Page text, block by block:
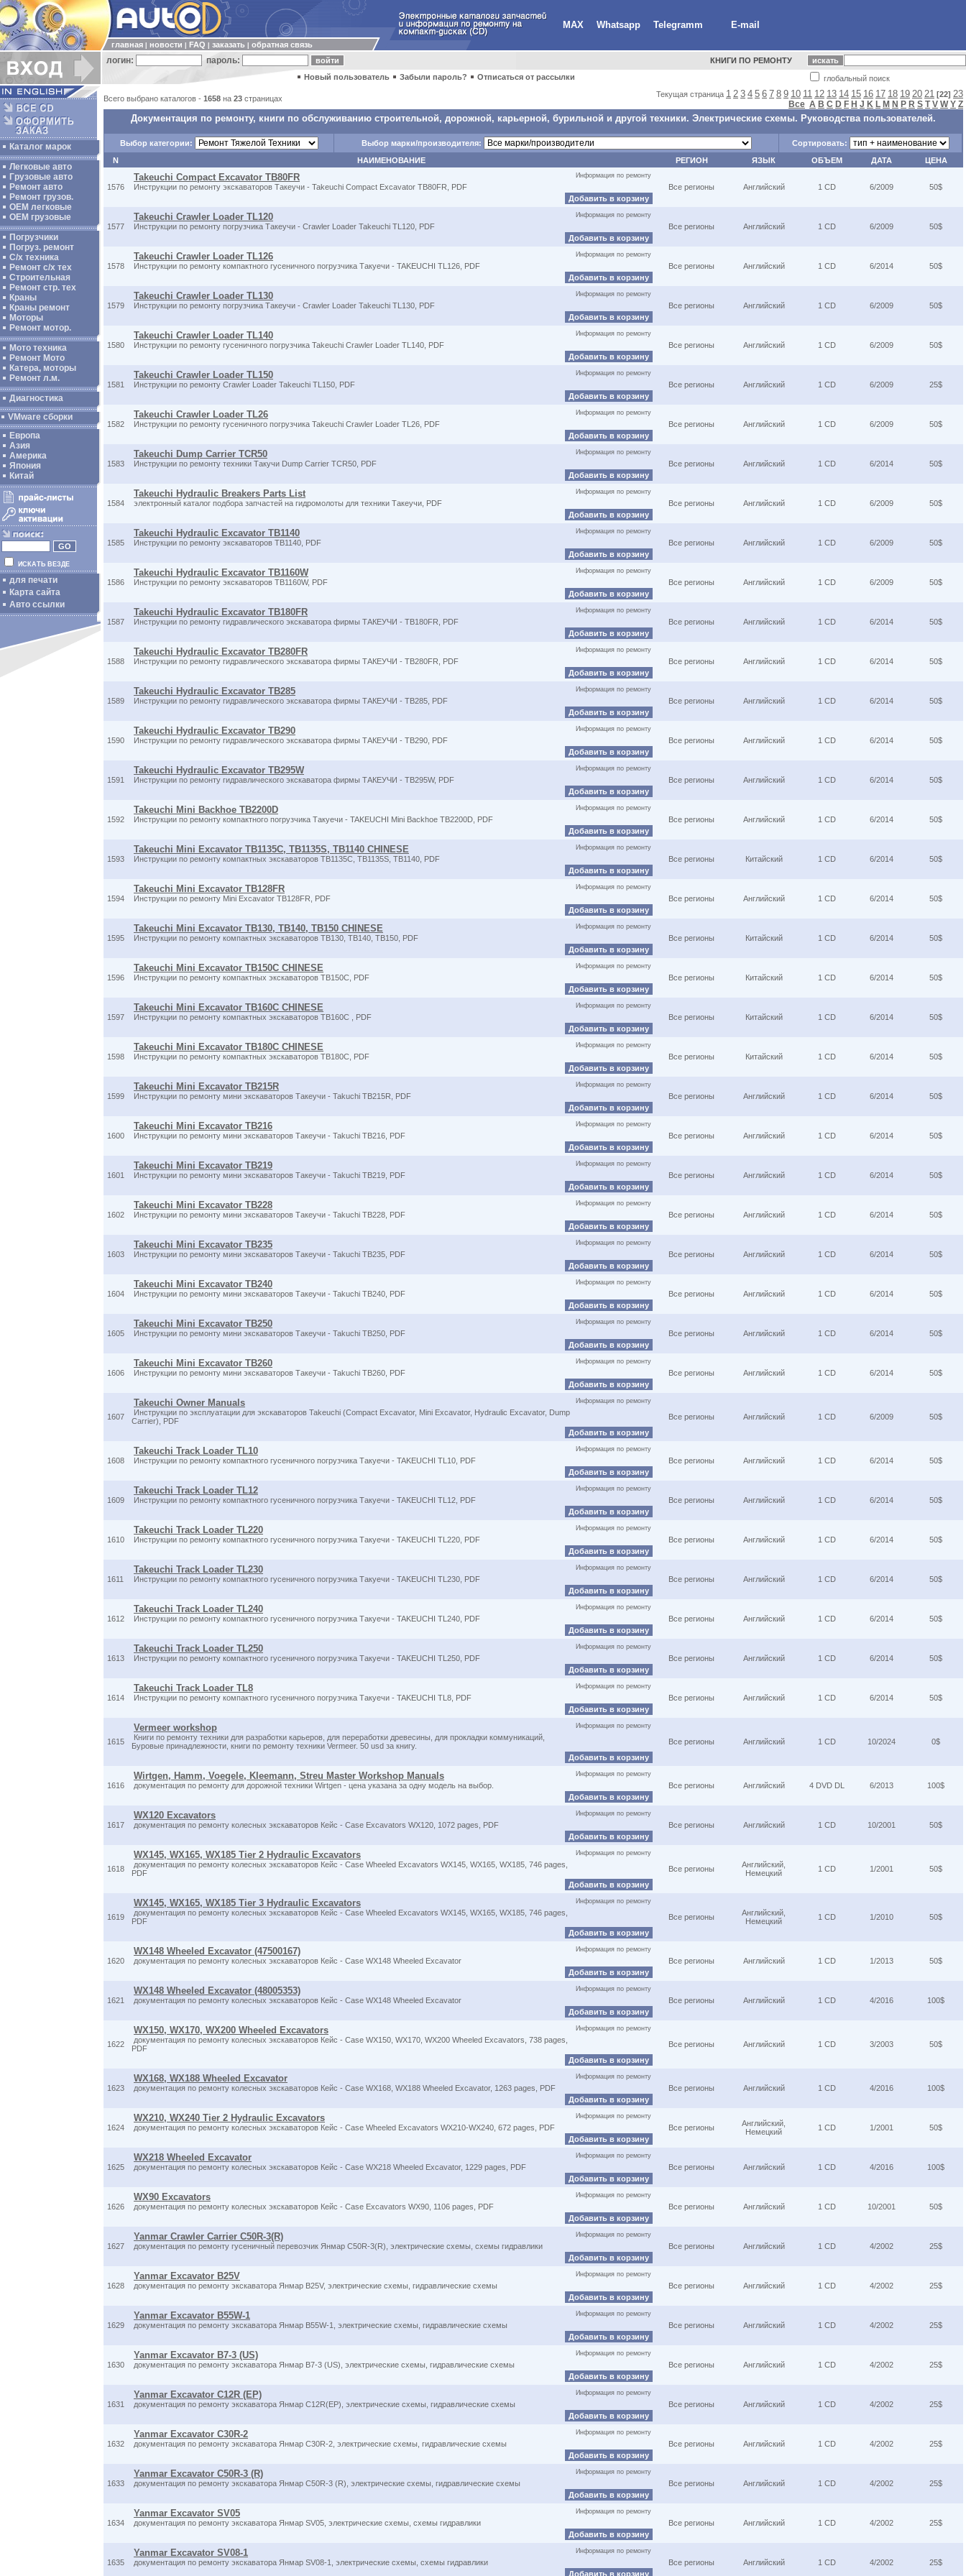
MAX Whatsapp Telegramm E-mail
главная новости FAQ заказать обратная связь
логин: пароль: КНИГИ ПО РЕМОНТУ
глобальный поиск
Новый пользователь Забыли пароль? Отписаться от рассылки
Каталог марок
Легковые авто
Грузовые авто
Ремонт авто
Ремонт грузов.
ОЕМ легковые
OEM грузовые
Погрузчики
Погруз. ремонт
С/х техника
Ремонт с/х тех
Строительная
Ремонт стр. тех
Краны
Краны ремонт
Моторы
Ремонт мотор.
Мото техника
Ремонт Мото
Катера, моторы
Ремонт л.м.
Диагностика
VMware сборки
Европа
Азия
Америка
Япония
Китай
ИСКАТЬ ВЕЗДЕ
для печати
Карта сайта
Авто ссылки
Всего выбрано каталогов - 1658 на 23 страницах Текущая страница 1 2 3 4 5 6 7 8 9 10 11 12 13 14 15 16 17 18 19 20 21 [22] 23
Все A B C D F H J K L M N P R S T V W Y Z
Документация по ремонту, книги по обслуживанию строительной, дорожной, карьерной, бурильной и другой техники. Электрические схемы. Руководства пользователей.
Выбор категории: Выбор марки/производителя:
Сортировать:
N
НАИМЕНОВАНИЕ РЕГИОН ЯЗЫК ОБЪЕМ ДАТА ЦЕНА
1576
Takeuchi Compact Excavator TB80FR
Инструкции по ремонту экскаваторов Такеучи - Takeuchi Compact Excavator TB80FR, PDF
Информация по ремонту
Добавить в корзину
Все регионы Английский 1 CD 6/2009 50$
1577
Takeuchi Crawler Loader TL120
Инструкции по ремонту погрузчика Такеучи - Crawler Loader Takeuchi TL120, PDF
Информация по ремонту
Добавить в корзину
Все регионы Английский 1 CD 6/2009 50$
1578
Takeuchi Crawler Loader TL126
Инструкции по ремонту компактного гусеничного погрузчика Такуечи - TAKEUCHI TL126, PDF
Информация по ремонту
Добавить в корзину
Все регионы Английский 1 CD 6/2014 50$
1579
Takeuchi Crawler Loader TL130
Инструкции по ремонту погрузчика Такеучи - Crawler Loader Takeuchi TL130, PDF
Информация по ремонту
Добавить в корзину
Все регионы Английский 1 CD 6/2009 50$
1580
Takeuchi Crawler Loader TL140
Инструкции по ремонту гусеничного погрузчика Takeuchi Crawler Loader TL140, PDF
Информация по ремонту
Добавить в корзину
Все регионы Английский 1 CD 6/2009 50$
1581
Takeuchi Crawler Loader TL150
Инструкции по ремонту Crawler Loader Takeuchi TL150, PDF
Информация по ремонту
Добавить в корзину
Все регионы Английский 1 CD 6/2009 25$
1582
Takeuchi Crawler Loader TL26
Инструкции по ремонту гусеничного погрузчика Takeuchi Crawler Loader TL26, PDF
Информация по ремонту
Добавить в корзину
Все регионы Английский 1 CD 6/2009 50$
1583
Takeuchi Dump Carrier TCR50
Инструкции по ремонту техники Такучи Dump Carrier TCR50, PDF
Информация по ремонту
Добавить в корзину
Все регионы Английский 1 CD 6/2014 50$
1584
Takeuchi Hydraulic Breakers Parts List
электронный каталог подбора запчастей на гидромолоты для техники Такеучи, PDF
Информация по ремонту
Добавить в корзину
Все регионы Английский 1 CD 6/2009 50$
1585
Takeuchi Hydraulic Excavator TB1140
Инструкции по ремонту экскаваторов TB1140, PDF
Информация по ремонту
Добавить в корзину
Все регионы Английский 1 CD 6/2009 50$
1586
Takeuchi Hydraulic Excavator TB1160W
Инструкции по ремонту экскаваторов TB1160W, PDF
Информация по ремонту
Добавить в корзину
Все регионы Английский 1 CD 6/2009 50$
1587
Takeuchi Hydraulic Excavator TB180FR
Инструкции по ремонту гидравлического экскаватора фирмы ТАКЕУЧИ - TB180FR, PDF
Информация по ремонту
Добавить в корзину
Все регионы Английский 1 CD 6/2014 50$
1588
Takeuchi Hydraulic Excavator TB280FR
Инструкции по ремонту гидравлического экскаватора фирмы ТАКЕУЧИ - TB280FR, PDF
Информация по ремонту
Добавить в корзину
Все регионы Английский 1 CD 6/2014 50$
1589
Takeuchi Hydraulic Excavator TB285
Инструкции по ремонту гидравлического экскаватора фирмы ТАКЕУЧИ - TB285, PDF
Информация по ремонту
Добавить в корзину
Все регионы Английский 1 CD 6/2014 50$
1590
Takeuchi Hydraulic Excavator TB290
Инструкции по ремонту гидравлического экскаватора фирмы ТАКЕУЧИ - TB290, PDF
Информация по ремонту
Добавить в корзину
Все регионы Английский 1 CD 6/2014 50$
1591
Takeuchi Hydraulic Excavator TB295W
Инструкции по ремонту гидравлического экскаватора фирмы ТАКЕУЧИ - TB295W, PDF
Информация по ремонту
Добавить в корзину
Все регионы Английский 1 CD 6/2014 50$
1592
Takeuchi Mini Backhoe TB2200D
Инструкции по ремонту компактного погрузчика Такуечи - TAKEUCHI Mini Backhoe TB2200D, PDF
Информация по ремонту
Добавить в корзину
Все регионы Английский 1 CD 6/2014 50$
1593
Takeuchi Mini Excavator TB1135C, TB1135S, TB1140 CHINESE
Инструкции по ремонту компактных экскаваторов TB1135C, TB1135S, TB1140, PDF
Информация по ремонту
Добавить в корзину
Все регионы Китайский 1 CD 6/2014 50$
1594
Takeuchi Mini Excavator TB128FR
Инструкции по ремонту Mini Excavator TB128FR, PDF
Информация по ремонту
Добавить в корзину
Все регионы Английский 1 CD 6/2014 50$
1595
Takeuchi Mini Excavator TB130, TB140, TB150 CHINESE
Инструкции по ремонту компактных экскаваторов TB130, TB140, TB150, PDF
Информация по ремонту
Добавить в корзину
Все регионы Китайский 1 CD 6/2014 50$
1596
Takeuchi Mini Excavator TB150C CHINESE
Инструкции по ремонту компактных экскаваторов TB150C, PDF
Информация по ремонту
Добавить в корзину
Все регионы Китайский 1 CD 6/2014 50$
1597
Takeuchi Mini Excavator TB160C CHINESE
Инструкции по ремонту компактных экскаваторов TB160C , PDF
Информация по ремонту
Добавить в корзину
Все регионы Китайский 1 CD 6/2014 50$
1598
Takeuchi Mini Excavator TB180C CHINESE
Инструкции по ремонту компактных экскаваторов TB180C, PDF
Информация по ремонту
Добавить в корзину
Все регионы Китайский 1 CD 6/2014 50$
1599
Takeuchi Mini Excavator TB215R
Инструкции по ремонту мини экскаваторов Такеучи - Takuchi TB215R, PDF
Информация по ремонту
Добавить в корзину
Все регионы Английский 1 CD 6/2014 50$
1600
Takeuchi Mini Excavator TB216
Инструкции по ремонту мини экскаваторов Такеучи - Takuchi TB216, PDF
Информация по ремонту
Добавить в корзину
Все регионы Английский 1 CD 6/2014 50$
1601
Takeuchi Mini Excavator TB219
Инструкции по ремонту мини экскаваторов Такеучи - Takuchi TB219, PDF
Информация по ремонту
Добавить в корзину
Все регионы Английский 1 CD 6/2014 50$
1602
Takeuchi Mini Excavator TB228
Инструкции по ремонту мини экскаваторов Такеучи - Takuchi TB228, PDF
Информация по ремонту
Добавить в корзину
Все регионы Английский 1 CD 6/2014 50$
1603
Takeuchi Mini Excavator TB235
Инструкции по ремонту мини экскаваторов Такеучи - Takuchi TB235, PDF
Информация по ремонту
Добавить в корзину
Все регионы Английский 1 CD 6/2014 50$
1604
Takeuchi Mini Excavator TB240
Инструкции по ремонту мини экскаваторов Такеучи - Takuchi TB240, PDF
Информация по ремонту
Добавить в корзину
Все регионы Английский 1 CD 6/2014 50$
1605
Takeuchi Mini Excavator TB250
Инструкции по ремонту мини экскаваторов Такеучи - Takuchi TB250, PDF
Информация по ремонту
Добавить в корзину
Все регионы Английский 1 CD 6/2014 50$
1606
Takeuchi Mini Excavator TB260
Инструкции по ремонту мини экскаваторов Такеучи - Takuchi TB260, PDF
Информация по ремонту
Добавить в корзину
Все регионы Английский 1 CD 6/2014 50$
1607
Takeuchi Owner Manuals
Инструкции по эксплуатации для экскаваторов Takeuchi (Compact Excavator, Mini Excavator, Hydraulic Excavator, Dump
Carrier), PDF
Информация по ремонту
Добавить в корзину
Все регионы Английский 1 CD 6/2009 50$
1608
Takeuchi Track Loader TL10
Инструкции по ремонту компактного гусеничного погрузчика Такуечи - TAKEUCHI TL10, PDF
Информация по ремонту
Добавить в корзину
Все регионы Английский 1 CD 6/2014 50$
1609
Takeuchi Track Loader TL12
Инструкции по ремонту компактного гусеничного погрузчика Такуечи - TAKEUCHI TL12, PDF
Информация по ремонту
Добавить в корзину
Все регионы Английский 1 CD 6/2014 50$
1610
Takeuchi Track Loader TL220
Инструкции по ремонту компактного гусеничного погрузчика Такуечи - TAKEUCHI TL220, PDF
Информация по ремонту
Добавить в корзину
Все регионы Английский 1 CD 6/2014 50$
1611
Takeuchi Track Loader TL230
Инструкции по ремонту компактного гусеничного погрузчика Такуечи - TAKEUCHI TL230, PDF
Информация по ремонту
Добавить в корзину
Все регионы Английский 1 CD 6/2014 50$
1612
Takeuchi Track Loader TL240
Инструкции по ремонту компактного гусеничного погрузчика Такуечи - TAKEUCHI TL240, PDF
Информация по ремонту
Добавить в корзину
Все регионы Английский 1 CD 6/2014 50$
1613
Takeuchi Track Loader TL250
Инструкции по ремонту компактного гусеничного погрузчика Такуечи - TAKEUCHI TL250, PDF
Информация по ремонту
Добавить в корзину
Все регионы Английский 1 CD 6/2014 50$
1614
Takeuchi Track Loader TL8
Инструкции по ремонту компактного гусеничного погрузчика Такуечи - TAKEUCHI TL8, PDF
Информация по ремонту
Добавить в корзину
Все регионы Английский 1 CD 6/2014 50$
1615
Vermeer workshop
Книги по ремонту техники для разработки карьеров, для переработки древесины, для прокладки коммуникаций,
Буровые принадлежности, книги по ремонту техники Vermeer. 50 usd за книгу.
Информация по ремонту
Добавить в корзину
Все регионы Английский 1 CD 10/2024 0$
1616
Wirtgen, Hamm, Voegele, Kleemann, Streu Master Workshop Manuals
документация по ремонту для дорожной техники Wirtgen - цена указана за одну модель на выбор.
Информация по ремонту
Добавить в корзину
Все регионы Английский 4 DVD DL 6/2013 100$
1617
WX120 Excavators
документация по ремонту колесных экскаваторов Кейс - Case Excavators WX120, 1072 pages, PDF
Информация по ремонту
Добавить в корзину
Все регионы Английский 1 CD 10/2001 50$
1618
WX145, WX165, WX185 Tier 2 Hydraulic Excavators
документация по ремонту колесных экскаваторов Кейс - Case Wheeled Excavators WX145, WX165, WX185, 746 pages,
PDF
Информация по ремонту
Добавить в корзину
Все регионы
Английский,
Немецкий
1 CD 1/2001 50$
1619
WX145, WX165, WX185 Tier 3 Hydraulic Excavators
документация по ремонту колесных экскаваторов Кейс - Case Wheeled Excavators WX145, WX165, WX185, 746 pages,
PDF
Информация по ремонту
Добавить в корзину
Все регионы
Английский,
Немецкий
1 CD 1/2010 50$
1620
WX148 Wheeled Excavator (47500167)
документация по ремонту колесных экскаваторов Кейс - Case WX148 Wheeled Excavator
Информация по ремонту
Добавить в корзину
Все регионы Английский 1 CD 1/2013 50$
1621
WX148 Wheeled Excavator (48005353)
документация по ремонту колесных экскаваторов Кейс - Case WX148 Wheeled Excavator
Информация по ремонту
Добавить в корзину
Все регионы Английский 1 CD 4/2016 100$
1622
WX150, WX170, WX200 Wheeled Excavators
документация по ремонту колесных экскаваторов Кейс - Case WX150, WX170, WX200 Wheeled Excavators, 738 pages,
PDF
Информация по ремонту
Добавить в корзину
Все регионы Английский 1 CD 3/2003 50$
1623
WX168, WX188 Wheeled Excavator
документация по ремонту колесных экскаваторов Кейс - Case WX168, WX188 Wheeled Excavator, 1263 pages, PDF
Информация по ремонту
Добавить в корзину
Все регионы Английский 1 CD 4/2016 100$
1624
WX210, WX240 Tier 2 Hydraulic Excavators
документация по ремонту колесных экскаваторов Кейс - Case Wheeled Excavators WX210-WX240, 672 pages, PDF
Информация по ремонту
Добавить в корзину
Все регионы
Английский,
Немецкий
1 CD 1/2001 50$
1625
WX218 Wheeled Excavator
документация по ремонту колесных экскаваторов Кейс - Case WX218 Wheeled Excavator, 1229 pages, PDF
Информация по ремонту
Добавить в корзину
Все регионы Английский 1 CD 4/2016 100$
1626
WX90 Excavators
документация по ремонту колесных экскаваторов Кейс - Case Excavators WX90, 1106 pages, PDF
Информация по ремонту
Добавить в корзину
Все регионы Английский 1 CD 10/2001 50$
1627
Yanmar Crawler Carrier C50R-3(R)
документация по ремонту гусеничный перевозчик Янмар C50R-3(R), электрические схемы, схемы гидравлики
Информация по ремонту
Добавить в корзину
Все регионы Английский 1 CD 4/2002 25$
1628
Yanmar Excavator B25V
документация по ремонту экскаватора Янмар B25V, электрические схемы, гидравлические схемы
Информация по ремонту
Добавить в корзину
Все регионы Английский 1 CD 4/2002 25$
1629
Yanmar Excavator B55W-1
документация по ремонту экскаватора Янмар B55W-1, электрические схемы, гидравлические схемы
Информация по ремонту
Добавить в корзину
Все регионы Английский 1 CD 4/2002 25$
1630
Yanmar Excavator B7-3 (US)
документация по ремонту экскаватора Янмар B7-3 (US), электрические схемы, гидравлические схемы
Информация по ремонту
Добавить в корзину
Все регионы Английский 1 CD 4/2002 25$
1631
Yanmar Excavator C12R (EP)
документация по ремонту экскаватора Янмар C12R(EP), электрические схемы, гидравлические схемы
Информация по ремонту
Добавить в корзину
Все регионы Английский 1 CD 4/2002 25$
1632
Yanmar Excavator C30R-2
документация по ремонту экскаватора Янмар C30R-2, электрические схемы, гидравлические схемы
Информация по ремонту
Добавить в корзину
Все регионы Английский 1 CD 4/2002 25$
1633
Yanmar Excavator C50R-3 (R)
документация по ремонту экскаватора Янмар C50R-3 (R), электрические схемы, гидравлические схемы
Информация по ремонту
Добавить в корзину
Все регионы Английский 1 CD 4/2002 25$
1634
Yanmar Excavator SV05
документация по ремонту экскаватора Янмар SV05, электрические схемы, схемы гидравлики
Информация по ремонту
Добавить в корзину
Все регионы Английский 1 CD 4/2002 25$
1635
Yanmar Excavator SV08-1
документация по ремонту экскаватора Янмар SV08-1, электрические схемы, схемы гидравлики
Информация по ремонту
Добавить в корзину
Все регионы Английский 1 CD 4/2002 25$